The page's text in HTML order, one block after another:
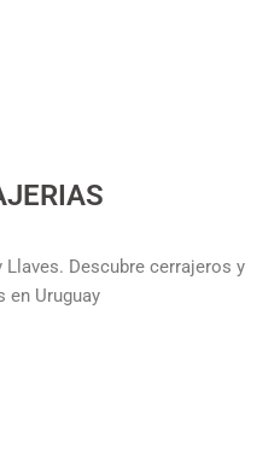
Descubre cerrajeros y
en Uruguay